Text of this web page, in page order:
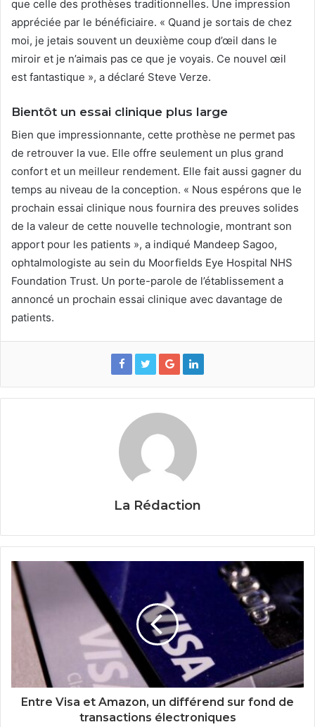
que celle des prothèses traditionnelles. Une impression
appréciée par le bénéficiaire. « Quand je sortais de chez
moi, je jetais souvent un deuxième coup d’œil dans le
miroir et je n’aimais pas ce que je voyais. Ce nouvel œil
est fantastique », a déclaré Steve Verze.
Bientôt un essai clinique plus large
Bien que impressionnante, cette prothèse ne permet pas
de retrouver la vue. Elle offre seulement un plus grand
confort et un meilleur rendement. Elle fait aussi gagner du
temps au niveau de la conception. « Nous espérons que le
prochain essai clinique nous fournira des preuves solides
de la valeur de cette nouvelle technologie, montrant son
apport pour les patients », a indiqué Mandeep Sagoo,
ophtalmologiste au sein du Moorfields Eye Hospital NHS
Foundation Trust. Un porte-parole de l’établissement a
annoncé un prochain essai clinique avec davantage de
patients.
La Rédaction
Entre Visa et Amazon, un différend sur fond de
transactions électroniques